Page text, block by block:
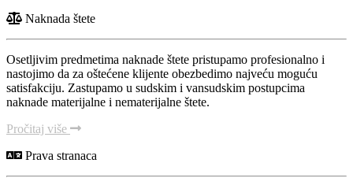
Naknada štete
Osetljivim predmetima naknade štete pristupamo profesionalno i
nastojimo da za oštećene klijente obezbedimo najveću moguću
satisfakciju. Zastupamo u sudskim i vansudskim postupcima
naknade materijalne i nematerijalne štete.
Pročitaj više
Prava stranaca